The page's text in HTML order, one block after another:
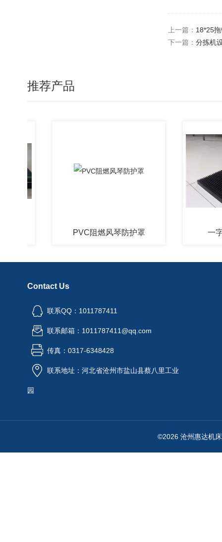
上一篇： 18*25
下一篇： 分拣机
推荐产品
PVC阻燃风琴防护罩 一字型
Contact Us
联系QQ：1011787411
联系邮箱：1011787411@qq.com
传真：0317-6348428
联系地址：河北省沧州市盐山县蔡八里工业
园
©2026 沧州惠达机